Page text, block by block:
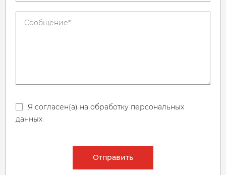
Я согласен(а) на обработку персональных
данных.
Отправить